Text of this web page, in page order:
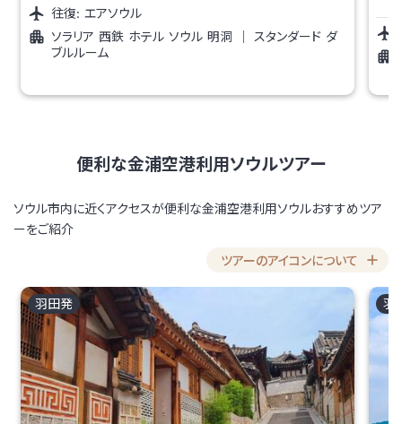
往復: エアソウル
ソラリア 西鉄 ホテル ソウル 明洞
スタンダード ダ
ブルルーム
便利な金浦空港利用ソウルツアー
ソウル市内に近くアクセスが便利な金浦空港利用ソウルおすすめツア
ーをご紹介
ツアーのアイコンについて
羽田発 羽